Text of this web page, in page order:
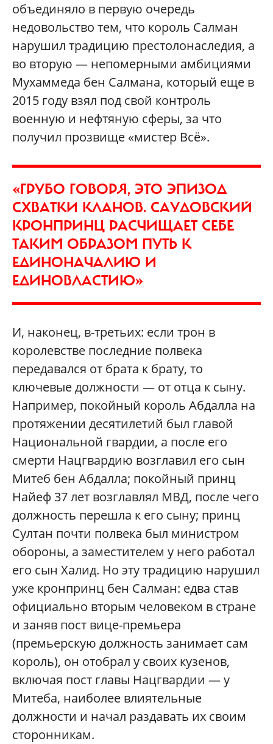
объединяло в первую очередь
недовольство тем, что король Салман
нарушил традицию престолонаследия, а
во вторую — непомерными амбициями
Мухаммеда бен Салмана, который еще в
2015 году взял под свой контроль
военную и нефтяную сферы, за что
получил прозвище «мистер Всё».
«ГРУБО ГОВОРЯ, ЭТО ЭПИЗОД
СХВАТКИ КЛАНОВ. САУДОВСКИЙ
КРОНПРИНЦ РАСЧИЩАЕТ СЕБЕ
ТАКИМ ОБРАЗОМ ПУТЬ К
ЕДИНОНАЧАЛИЮ И
ЕДИНОВЛАСТИЮ»
И, наконец, в-третьих: если трон в
королевстве последние полвека
передавался от брата к брату, то
ключевые должности — от отца к сыну.
Например, покойный король Абдалла на
протяжении десятилетий был главой
Национальной гвардии, а после его
смерти Нацгвардию возглавил его сын
Митеб бен Абдалла; покойный принц
Найеф 37 лет возглавлял МВД, после чего
должность перешла к его сыну; принц
Султан почти полвека был министром
обороны, а заместителем у него работал
его сын Халид. Но эту традицию нарушил
уже кронпринц бен Салман: едва став
официально вторым человеком в стране
и заняв пост вице-премьера
(премьерскую должность занимает сам
король), он отобрал у своих кузенов,
включая пост главы Нацгвардии — у
Митеба, наиболее влиятельные
должности и начал раздавать их своим
сторонникам.